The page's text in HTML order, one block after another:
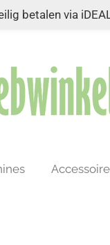
betalen via